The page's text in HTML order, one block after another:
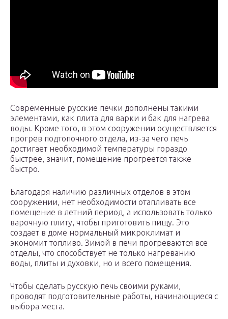
Современные русские печки дополнены такими
элементами, как плита для варки и бак для нагрева
воды. Кроме того, в этом сооружении осуществляется
прогрев подтопочного отдела, из-за чего печь
достигает необходимой температуры гораздо
быстрее, значит, помещение прогреется также
быстро.
Благодаря наличию различных отделов в этом
сооружении, нет необходимости отапливать все
помещение в летний период, а использовать только
варочную плиту, чтобы приготовить пищу. Это
создает в доме нормальный микроклимат и
экономит топливо. Зимой в печи прогреваются все
отделы, что способствует не только нагреванию
воды, плиты и духовки, но и всего помещения.
Чтобы сделать русскую печь своими руками,
проводят подготовительные работы, начинающиеся с
выбора места.